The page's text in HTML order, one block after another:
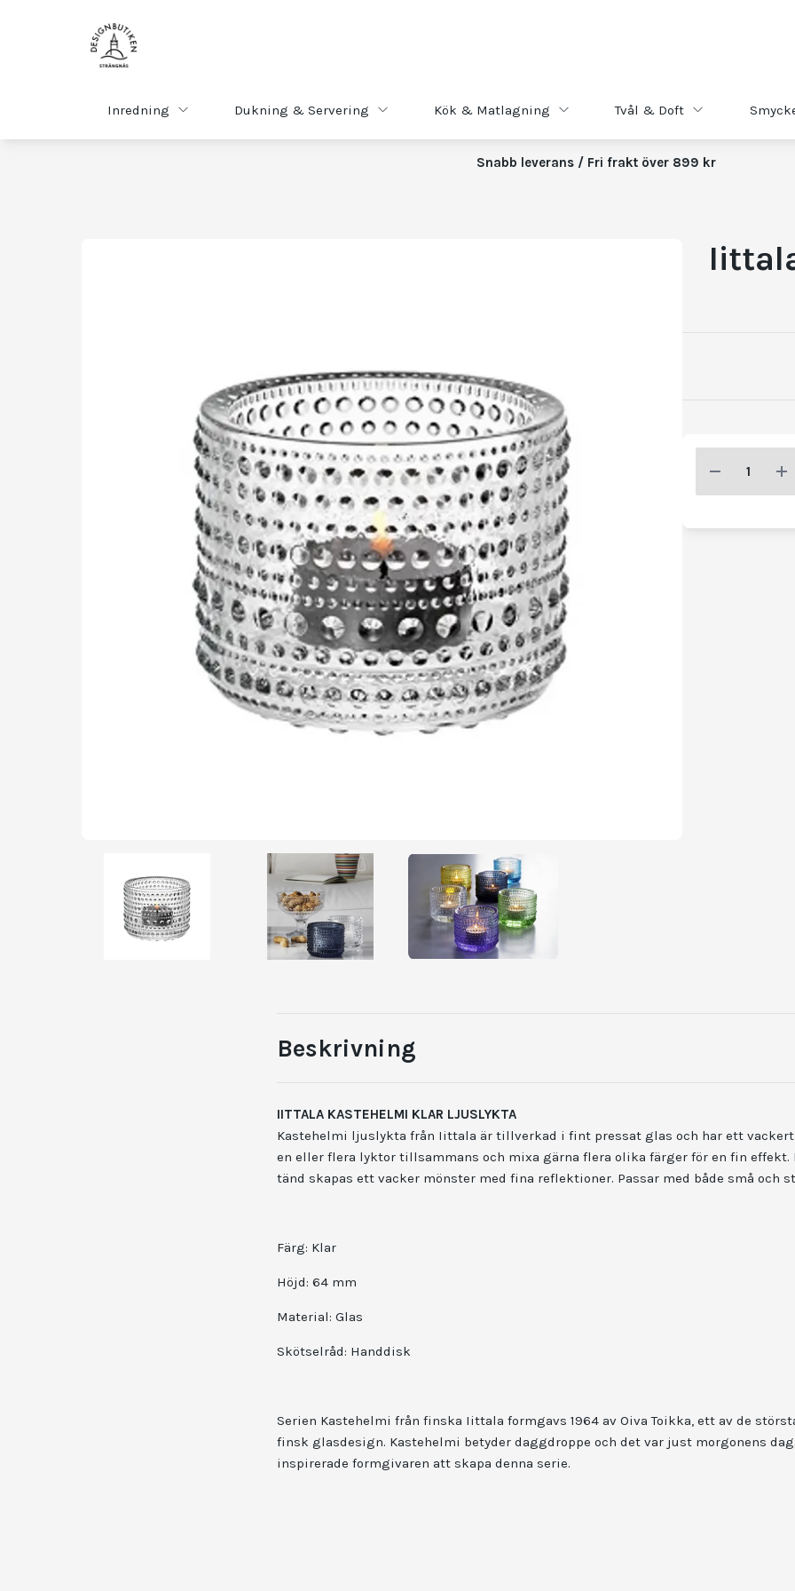
Inredning Dukning & Servering Kök & Matlagning Tvål & Doft
Snabb leverans / Fri frakt över 899 kr
Beskrivning
IITTALA KASTEHELMI KLAR LJUSLYKTA
Kastehelmi ljuslykta från Iittala är tillverkad i fint pressat glas och har ett vackert
en eller flera lyktor tillsammans och mixa gärna flera olika färger för en fin
tänd skapas ett vacker mönster med fina reflektioner. Passar med både små och
Färg: Klar
Höjd: 64 mm
Material: Glas
Skötselråd: Handdisk
Serien Kastehelmi från finska Iittala formgavs 1964 av Oiva Toikka, ett av de
finsk glasdesign. Kastehelmi betyder daggdroppe och det var just morgonens
inspirerade formgivaren att skapa denna serie.